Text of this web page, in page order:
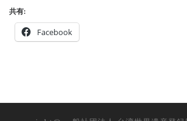
共有:
Facebook